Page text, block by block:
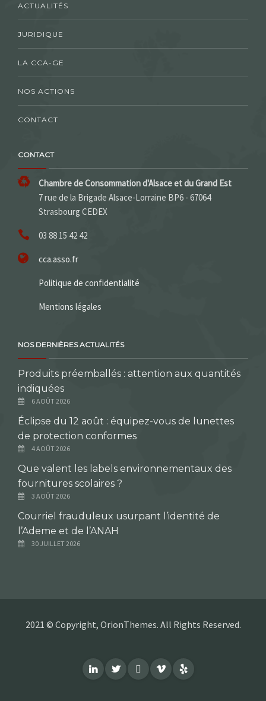
ACTUALITÉS
JURIDIQUE
LA CCA-GE
NOS ACTIONS
CONTACT
CONTACT
Chambre de Consommation d'Alsace et du Grand Est
7 rue de la Brigade Alsace-Lorraine BP6 - 67064
Strasbourg CEDEX
03 88 15 42 42
cca.asso.fr
Politique de confidentialité
Mentions légales
NOS DERNIÈRES ACTUALITÉS
Produits préemballés : attention aux quantités
indiquées
6 AOÛT 2026
Éclipse du 12 août : équipez-vous de lunettes
de protection conformes
4 AOÛT 2026
Que valent les labels environnementaux des
fournitures scolaires ?
3 AOÛT 2026
Courriel frauduleux usurpant l’identité de
l’Ademe et de l’ANAH
30 JUILLET 2026
2021 © Copyright, OrionThemes. All Rights Reserved.